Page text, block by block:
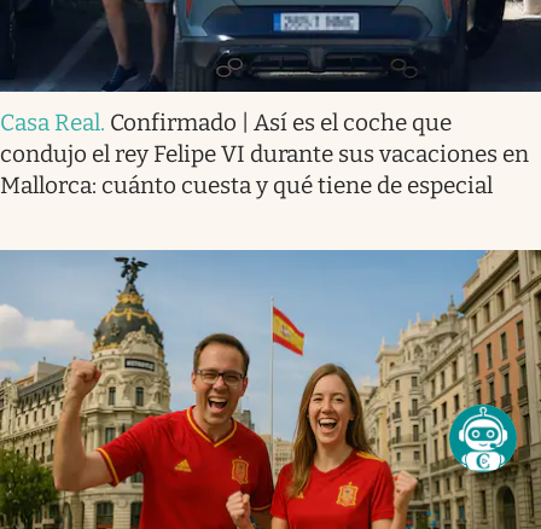
Casa Real. Confirmado | Así es el coche que
condujo el rey Felipe VI durante sus vacaciones en
Mallorca: cuánto cuesta y qué tiene de especial